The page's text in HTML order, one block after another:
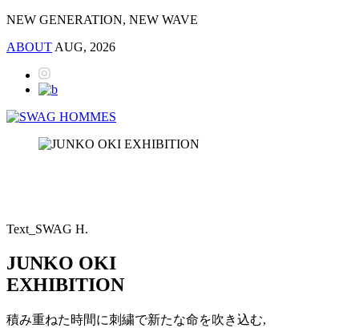
NEW GENERATION, NEW WAVE
ABOUT AUG, 2026
Text_SWAG H.
JUNKO OKI
EXHIBITION
積み重ねた時間に刺繍で新たな命を吹き込む,